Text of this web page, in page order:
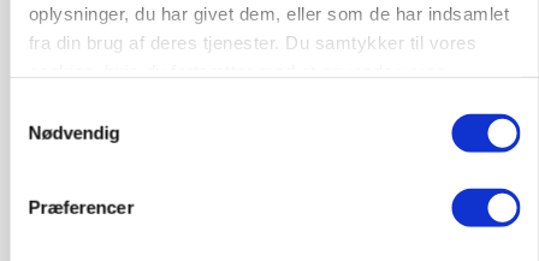
oplysninger, du har givet dem, eller som de har indsamlet
fra din brug af deres tjenester. Du samtykker til vores
Nødvendig
Præferencer
KULTUR